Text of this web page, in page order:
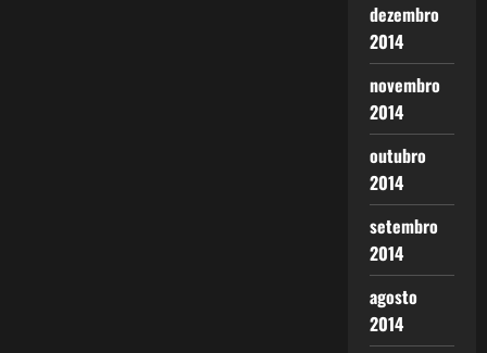
dezembro
2014
novembro
2014
outubro
2014
setembro
2014
agosto
2014